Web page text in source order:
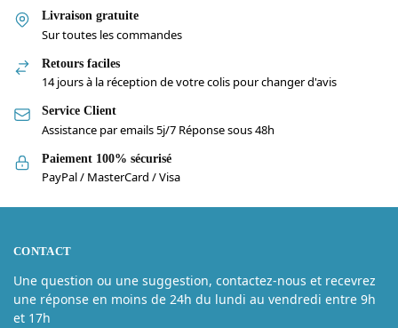
Livraison gratuite
Sur toutes les commandes
Retours faciles
14 jours à la réception de votre colis pour changer d'avis
Service Client
Assistance par emails 5j/7 Réponse sous 48h
Paiement 100% sécurisé
PayPal / MasterCard / Visa
CONTACT
Une question ou une suggestion, contactez-nous et recevrez
une réponse en moins de 24h du lundi au vendredi entre 9h
et 17h